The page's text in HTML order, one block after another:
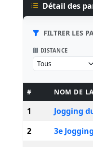
Détail des
FILTRER LES
DISTANCE
# NOM DE
1 Jogging
2 3e